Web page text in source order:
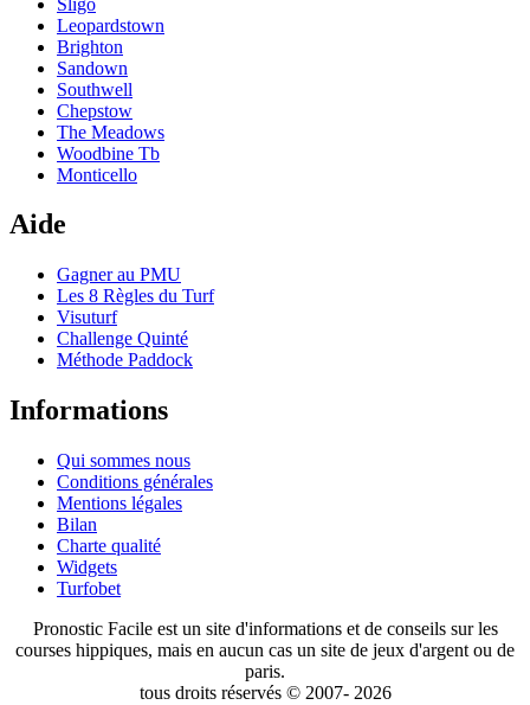
Leopardstown
Brighton
Sandown
Southwell
Chepstow
The Meadows
Woodbine Tb
Monticello
Aide
Gagner au PMU
Les 8 Règles du Turf
Visuturf
Challenge Quinté
Méthode Paddock
Informations
Qui sommes nous
Conditions générales
Mentions légales
Bilan
Charte qualité
Widgets
Turfobet
Pronostic Facile est un site d'informations et de conseils sur les
courses hippiques, mais en aucun cas un site de jeux d'argent ou de
paris.
tous droits réservés © 2007- 2026